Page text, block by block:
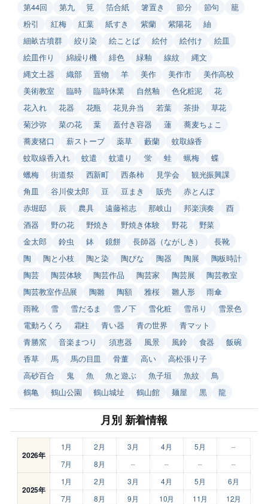
第44回
第九 筧 箔合紙 箸置き 節分 節句
籠
粉引
紅梅 紅葉 紙すき 紫蘭 紫陽花
紬
細畝古墳群
絞り染 絵ことば 絵付 絵付け
絵皿
絵皿作り
綿繰り機 緋色 緑釉 線紋
縄文
縄文土器
織部 置物 羊 美作 美作市
美作高校
美術教室
臨時 臨時休業 自然釉 色化粧泥
花
花入れ
花器 花瓶 花見弁当 若葉 茶掛
草花
菊沙弥
菜の花 葉 蓋付き容器 蓮
蕎麦ちょこ
蕎麦猪口
薪ストーブ 薬草 藪蘭
蚊取線香
蚊取線香入れ
蚊遣 蚊遣り 蛍 蛙 蝋梅
蝶
蠟梅
街道祭 西新町 西条柿 見学会
観光振興課
角皿
谷川俊太郎 豆 豆まき 販売
赤とんぼ
赤堀邸
辰 農具 遠藤裕志 那岐山 邦楽演奏
酉
酒器
野の花 野焼き 野焼き体験 野花
野菜
金太郎
鈴虫 鉢 鏡餅 長師器（ながしき）
長靴
陶
陶と小枝 陶と染 陶びな 陶器 陶展
陶板時計
陶芸
陶芸体験 陶芸作品 陶芸家 陶芸展
陶芸教室
陶芸教室作品展
陶雛 陶額 雅桜 雛人形
雨傘
雨靴
雪 雪だるま 雪ノ下 雪化粧 雪吊り
雪景色
電動ろくろ
霜柱 青い器 青の世界
青マット
青勝窯
音楽まつり 須恵器 風景 風鈴 食器
飯碗
香草
馬 馬の目皿 骨董 高い
高松張り子
高砂百合
鬼 魚 魚と遊ぶ 魚子垣 魚紋
鳥
鶴亀
鶴山公園 鶴山城址 鶴山館 麺屋 黒 龍
月別 新着情報
2026年
1月 2月 3月 4月 5月
–
7月
8月 – – – –
2025年
1月 2月 3月 4月 5月
6月
7月
8月 9月 10月 11月 12月